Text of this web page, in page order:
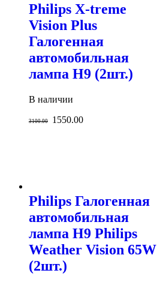
Philips X-treme
Vision Plus
Галогенная
автомобильная
лампа H9 (2шт.)
В наличии
3100.00 1550.00
Philips Галогенная
автомобильная
лампа H9 Philips
Weather Vision 65W
(2шт.)